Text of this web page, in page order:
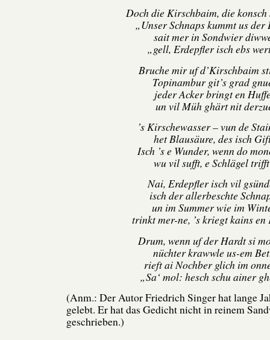
Doch die Kirschbaim, die konsch
„Unser Schnaps kummt us
sait mer in Sondwier
„gell, Erdepfler isch ebs
Bruche mir uf d’Kirschbaim
Topinambur git’s grad
jeder Acker bringt en
un vil Müh ghärt nit
’s Kirschewasser – vun de
het Blausäure, des isch
Isch ’s e Wunder, wenn do
wu vil sufft, e Schlägel
Nai, Erdepfler isch vil
isch der allerbeschte
un im Summer wie im
trinkt mer-ne, ’s kriegt kains en
Drum, wenn uf der Hardt si
nüchter krawwle us-em
rieft ai Nochber glich im
„Sa‘ mol: hesch schu ainer
(Anm.: Der Autor Friedrich Singer hat lange
gelebt. Er hat das Gedicht nicht in reinem
geschrieben.)